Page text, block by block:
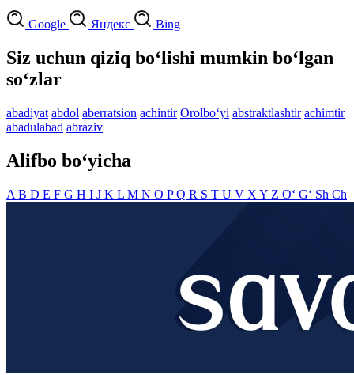
Google Яндекс Bing
Siz uchun qiziq bo‘lishi mumkin bo‘lgan
so‘zlar
abadiyat abdol aberratsion achintir Orolbo‘yi abstraktlashtir achimtir
abadulabad abraziv
Alifbo bo‘yicha
A B D E F G H I J K L M N O PQ R S T U V X Y Z O‘ G‘ Sh Ch